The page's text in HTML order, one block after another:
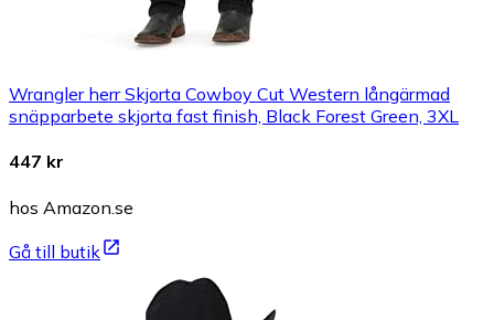
Wrangler herr Skjorta Cowboy Cut Western långärmad
snäpparbete skjorta fast finish, Black Forest Green, 3XL
447 kr
hos Amazon.se
Gå till butik